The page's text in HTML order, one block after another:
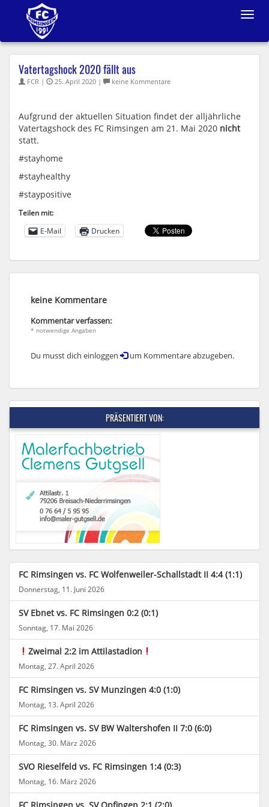
Toggle
Vatertagshock 2020 fällt aus
FCR | 25. April 2020 | keine Kommentare
Aufgrund der aktuellen Situation findet der alljährliche
Vatertagshock des FC Rimsingen am 21. Mai 2020 nicht
statt.
#stayhome
#stayhealthy
#staypositive
Teilen mit:
E-Mail
Drucken
keine Kommentare
Kommentar verfassen:
* notwendige Angaben
Du musst dich einloggen um Kommentare abzugeben.
PRÄSENTIERT VON:
FC Rimsingen vs. FC Wolfenweiler-Schallstadt II 4:4 (1:1)
Donnerstag, 11. Juni 2026
SV Ebnet vs. FC Rimsingen 0:2 (0:1)
Sonntag, 17. Mai 2026
Zweimal 2:2 im Attilastadion
Montag, 27. April 2026
FC Rimsingen vs. SV Munzingen 4:0 (1:0)
Montag, 13. April 2026
FC Rimsingen vs. SV BW Waltershofen II 7:0 (6:0)
Montag, 30. März 2026
SVO Rieselfeld vs. FC Rimsingen 1:4 (0:3)
Montag, 16. März 2026